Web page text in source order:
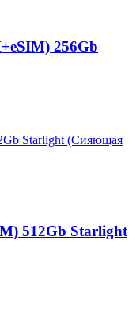
256Gb
512Gb Starlight